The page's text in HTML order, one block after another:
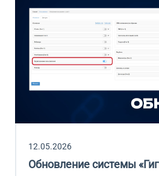
12.05.2026
Обновление системы